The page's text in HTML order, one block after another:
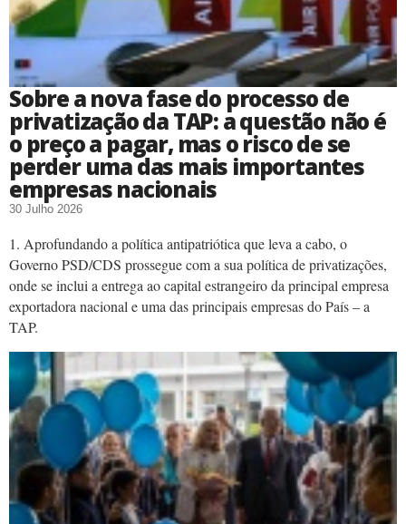
Sobre a nova fase do processo de
privatização da TAP: a questão não é
o preço a pagar, mas o risco de se
perder uma das mais importantes
empresas nacionais
30 Julho 2026
1. Aprofundando a política antipatriótica que leva a cabo, o
Governo PSD/CDS prossegue com a sua política de privatizações,
onde se inclui a entrega ao capital estrangeiro da principal empresa
exportadora nacional e uma das principais empresas do País – a
TAP.